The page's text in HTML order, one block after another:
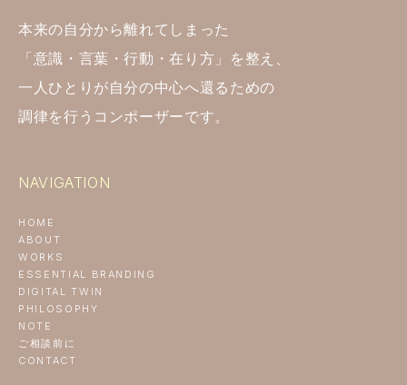
本来の自分から離れてしまった
「意識・言葉・行動・在り方」を整え、
一人ひとりが自分の中心へ還るための
調律を行うコンポーザーです。
NAVIGATION
HOME
ABOUT
WORKS
ESSENTIAL BRANDING
DIGITAL TWIN
PHILOSOPHY
NOTE
ご相談前に
CONTACT